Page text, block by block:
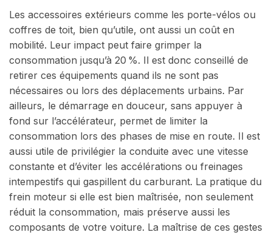
Les accessoires extérieurs comme les porte-vélos ou
coffres de toit, bien qu’utile, ont aussi un coût en
mobilité. Leur impact peut faire grimper la
consommation jusqu’à 20 %. Il est donc conseillé de
retirer ces équipements quand ils ne sont pas
nécessaires ou lors des déplacements urbains. Par
ailleurs, le démarrage en douceur, sans appuyer à
fond sur l’accélérateur, permet de limiter la
consommation lors des phases de mise en route. Il est
aussi utile de privilégier la conduite avec une vitesse
constante et d’éviter les accélérations ou freinages
intempestifs qui gaspillent du carburant. La pratique du
frein moteur si elle est bien maîtrisée, non seulement
réduit la consommation, mais préserve aussi les
composants de votre voiture. La maîtrise de ces gestes